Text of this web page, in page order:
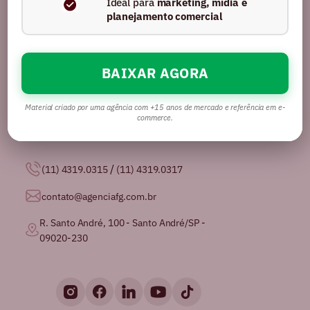
Somos uma agência com mais de 16 anos no
melhores agências de publicidade para se
trabalhar no Brasil.
(11) 4319.0315 / (11) 4319.0317
contato@agenciafg.com.br
R. Santo André, 100 - Santo André/SP -
09020-230
planejamento comercial
BAIXAR AGORA
Material criado por uma agência com +15 anos de mercado e referência em e-
commerce.